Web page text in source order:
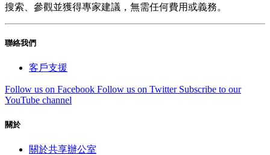
搜索、參觀並獲得專家建議，無需任何費用或義務。
聯絡我們
客戶支援
Follow us on Facebook Follow us on Twitter Subscribe to our
YouTube channel
關於
關於共享辦公室